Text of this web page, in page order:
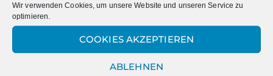
Wir verwenden Cookies, um unsere Website und unseren Service zu
optimieren.
COOKIES AKZEPTIEREN
ABLEHNEN
Kategorien